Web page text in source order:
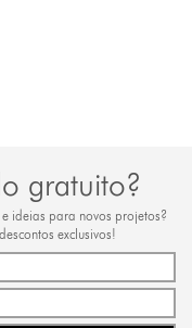
gratuito?
ideias para novos projetos?
exclusivos!